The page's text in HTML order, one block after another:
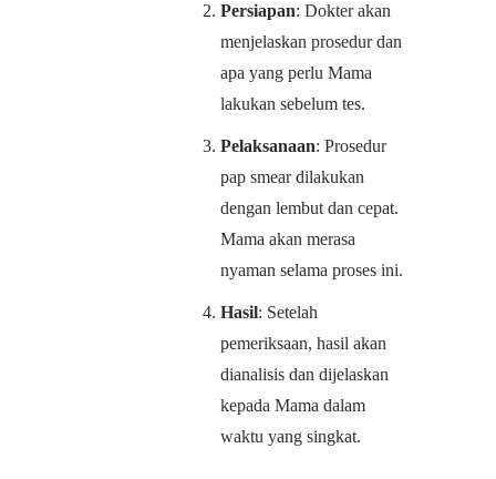
Persiapan: Dokter akan
menjelaskan prosedur dan
apa yang perlu Mama
lakukan sebelum tes.
Pelaksanaan: Prosedur
pap smear dilakukan
dengan lembut dan cepat.
Mama akan merasa
nyaman selama proses ini.
Hasil: Setelah
pemeriksaan, hasil akan
dianalisis dan dijelaskan
kepada Mama dalam
waktu yang singkat.